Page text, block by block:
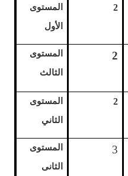
2
المستوى
الأول
2
المستوى
الثالث
2
المستوى
الثاني
3
المستوى
الثانى